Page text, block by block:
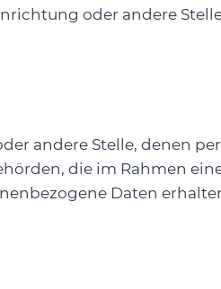
oder andere
andere Stelle, denen
die im Rahmen
Daten